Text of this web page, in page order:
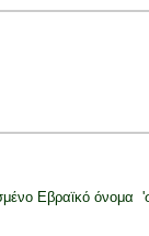
Εβραϊκό όνομα